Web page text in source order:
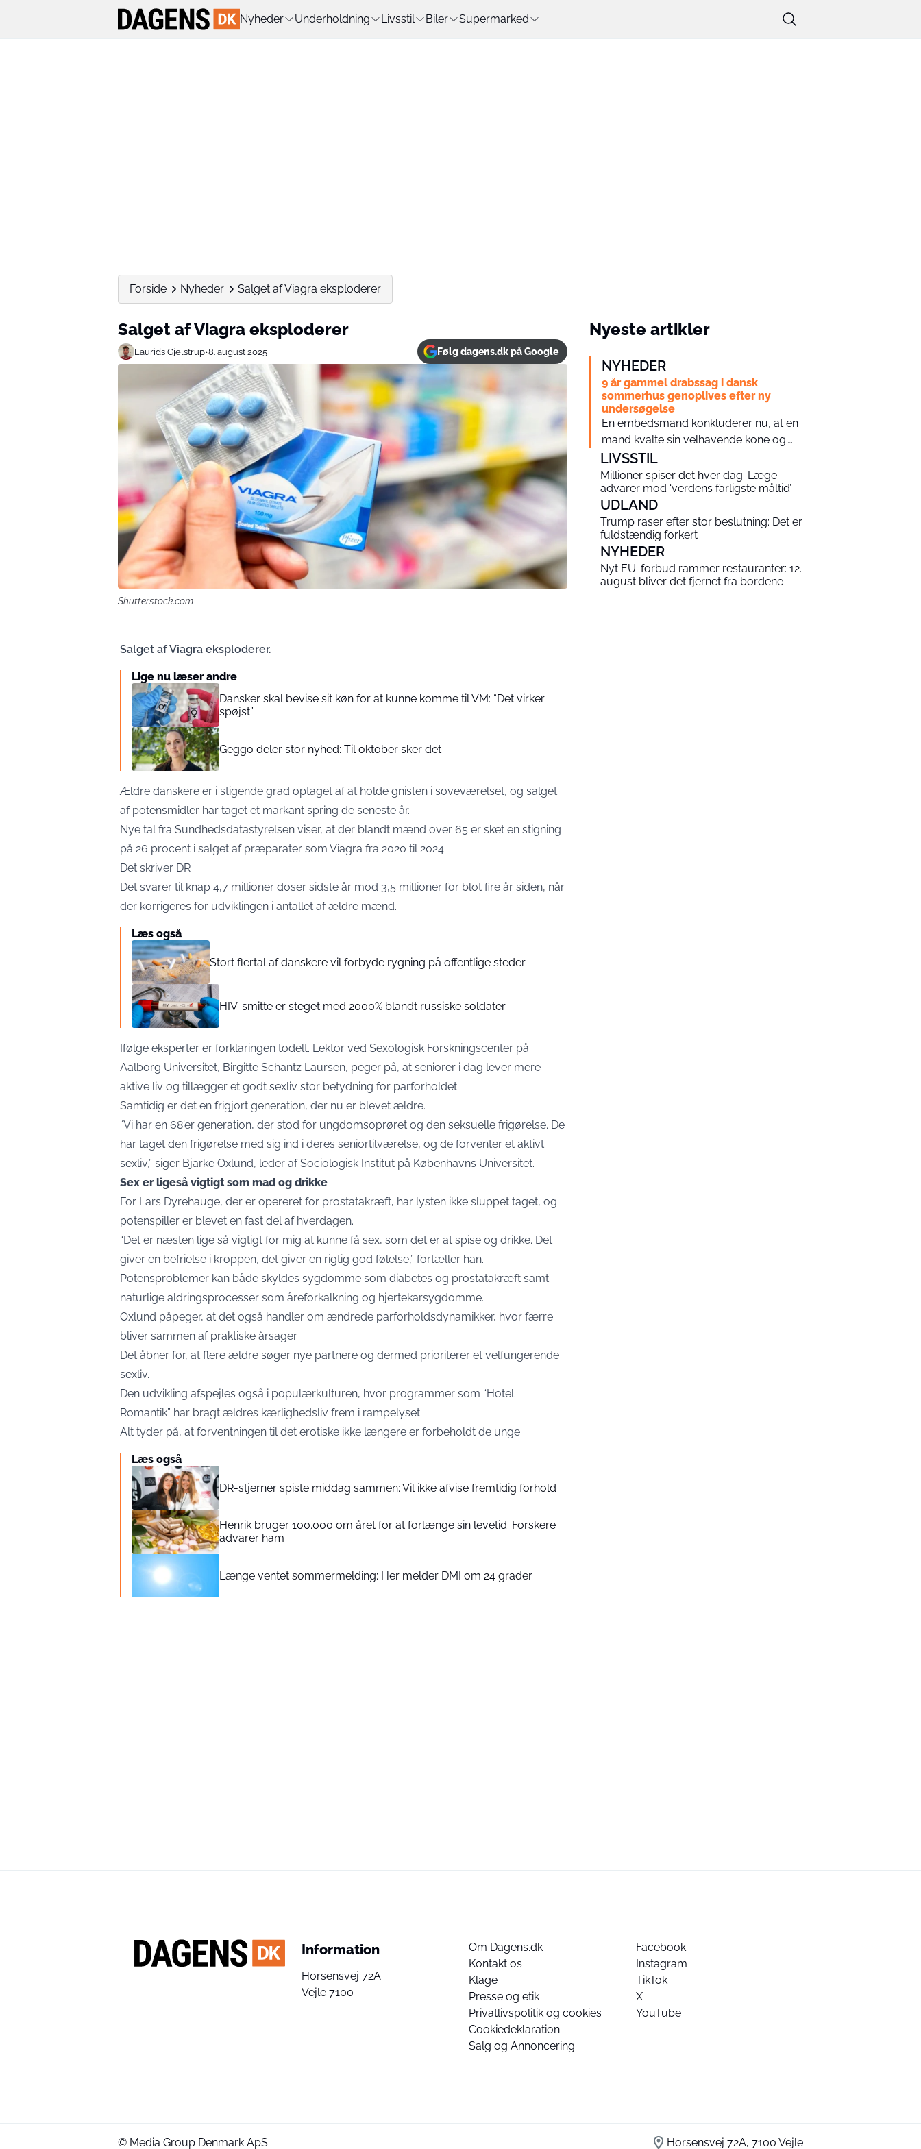
Nyheder Underholdning Livsstil Biler Supermarked
Forside Nyheder Salget af Viagra eksploderer
Salget af Viagra eksploderer
Laurids Gjelstrup•8. august 2025 Følg dagens.dk på Google
Shutterstock.com
Salget af Viagra eksploderer.
Lige nu læser andre
Dansker skal bevise sit køn for at kunne komme til VM: “Det virker
spøjst”
Geggo deler stor nyhed: Til oktober sker det
Ældre danskere er i stigende grad optaget af at holde gnisten i soveværelset, og salget
af potensmidler har taget et markant spring de seneste år.
Nye tal fra Sundhedsdatastyrelsen viser, at der blandt mænd over 65 er sket en stigning
på 26 procent i salget af præparater som Viagra fra 2020 til 2024.
Det skriver DR
Det svarer til knap 4,7 millioner doser sidste år mod 3,5 millioner for blot fire år siden, når
der korrigeres for udviklingen i antallet af ældre mænd.
Læs også
Stort flertal af danskere vil forbyde rygning på offentlige steder
HIV-smitte er steget med 2000% blandt russiske soldater
Ifølge eksperter er forklaringen todelt. Lektor ved Sexologisk Forskningscenter på
Aalborg Universitet, Birgitte Schantz Laursen, peger på, at seniorer i dag lever mere
aktive liv og tillægger et godt sexliv stor betydning for parforholdet.
Samtidig er det en frigjort generation, der nu er blevet ældre.
“Vi har en 68’er generation, der stod for ungdomsoprøret og den seksuelle frigørelse. De
har taget den frigørelse med sig ind i deres seniortilværelse, og de forventer et aktivt
sexliv,” siger Bjarke Oxlund, leder af Sociologisk Institut på Københavns Universitet.
Sex er ligeså vigtigt som mad og drikke
For Lars Dyrehauge, der er opereret for prostatakræft, har lysten ikke sluppet taget, og
potenspiller er blevet en fast del af hverdagen.
“Det er næsten lige så vigtigt for mig at kunne få sex, som det er at spise og drikke. Det
giver en befrielse i kroppen, det giver en rigtig god følelse,” fortæller han.
Potensproblemer kan både skyldes sygdomme som diabetes og prostatakræft samt
naturlige aldringsprocesser som åreforkalkning og hjertekarsygdomme.
Oxlund påpeger, at det også handler om ændrede parforholdsdynamikker, hvor færre
bliver sammen af praktiske årsager.
Det åbner for, at flere ældre søger nye partnere og dermed prioriterer et velfungerende
sexliv.
Den udvikling afspejles også i populærkulturen, hvor programmer som “Hotel
Romantik” har bragt ældres kærlighedsliv frem i rampelyset.
Alt tyder på, at forventningen til det erotiske ikke længere er forbeholdt de unge.
Læs også
DR-stjerner spiste middag sammen: Vil ikke afvise fremtidig forhold
Henrik bruger 100.000 om året for at forlænge sin levetid: Forskere
advarer ham
Længe ventet sommermelding: Her melder DMI om 24 grader
Nyeste artikler
NYHEDER
9 år gammel drabssag i dansk
sommerhus genoplives efter ny
undersøgelse
En embedsmand konkluderer nu, at en
mand kvalte sin velhavende kone og…...
LIVSSTIL
Millioner spiser det hver dag: Læge
advarer mod ‘verdens farligste måltid’
UDLAND
Trump raser efter stor beslutning: Det er
fuldstændig forkert
NYHEDER
Nyt EU-forbud rammer restauranter: 12.
august bliver det fjernet fra bordene
Information
Horsensvej 72A
Vejle 7100
Om Dagens.dk
Kontakt os
Klage
Presse og etik
Privatlivspolitik og cookies
Cookiedeklaration
Salg og Annoncering
Facebook
Instagram
TikTok
X
YouTube
© Media Group Denmark ApS Horsensvej 72A, 7100 Vejle